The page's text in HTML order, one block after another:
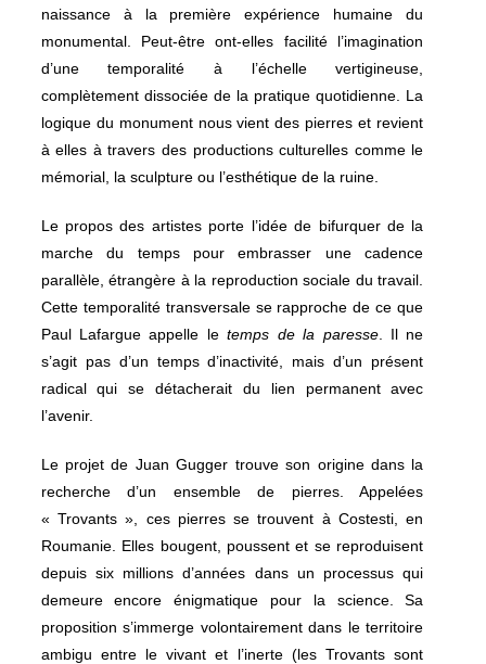
naissance à la première expérience humaine du
monumental. Peut-être ont-elles facilité l’imagination
d’une temporalité à l’échelle vertigineuse,
complètement dissociée de la pratique quotidienne. La
logique du monument nous vient des pierres et revient
à elles à travers des productions culturelles comme le
mémorial, la sculpture ou l’esthétique de la ruine.
Le propos des artistes porte l’idée de bifurquer de la
marche du temps pour embrasser une cadence
parallèle, étrangère à la reproduction sociale du travail.
Cette temporalité transversale se rapproche de ce que
Paul Lafargue appelle letemps de la paresse. Il ne
s’agit pas d’un temps d’inactivité, mais d’un présent
radical qui se détacherait du lien permanent avec
l’avenir.
Le projet de Juan Gugger trouve son origine dans la
recherche d’un ensemble de pierres. Appelées
« Trovants », ces pierres se trouvent à Costesti, en
Roumanie. Elles bougent, poussent et se reproduisent
depuis six millions d’années dans un processus qui
demeure encore énigmatique pour la science. Sa
proposition s’immerge volontairement dans le territoire
ambigu entre le vivant et l’inerte (les Trovants sont